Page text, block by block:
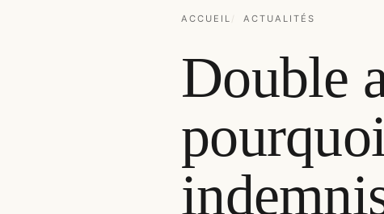
ACCUEIL ACTUALITÉS
Double